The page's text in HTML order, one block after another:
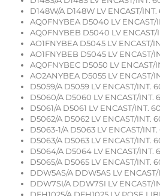
D148W/A D148W LV ENCAST/INT.
AQ0FNYBEA D5040 LV ENCAST/
AQ0FNYBEB D5040 LV ENCAST/
AO1FNYBEA D5045 LV ENCAST/
AO1FNYBEB D5045 LV ENCAST/
AQ0FNYBEC D5050 LV ENCAST/
AO2ANYBEA D5055 LV ENCAST/
D5059/A D5059 LV ENCAST/INT.
D5060/A D5060 LV ENCAST/INT.
D5061/A D5061 LV ENCAST/INT.
D5062/A D5062 LV ENCAST/INT.
D5063-1/A D5063 LV ENCAST/
D5063/A D5063 LV ENCAST/INT.
D5064/A D5064 LV ENCAST/INT.
D5065/A D5065 LV ENCAST/INT.
DDW5AS/A DDW5AS LV
DDW7SI/A DDW7SI LV ENCAST/